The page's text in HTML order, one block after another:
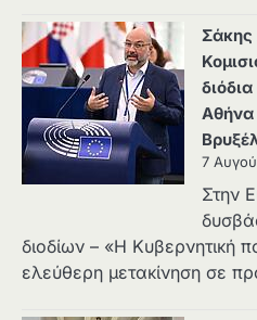
Σάκης
Αθήνα
7
Στην
διοδίων – «Η Κυβερνητική
ελεύθερη μετακίνηση σε